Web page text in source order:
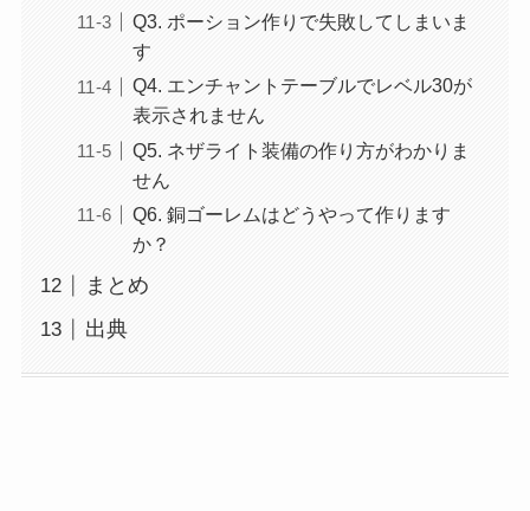
Q3. ポーション作りで失敗してしまいま
す
Q4. エンチャントテーブルでレベル30が
表示されません
Q5. ネザライト装備の作り方がわかりま
せん
Q6. 銅ゴーレムはどうやって作ります
か？
まとめ
出典